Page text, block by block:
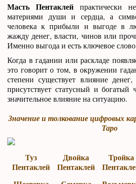
Масть Пентаклей практически
материями души и сердца, а
человека к прибыли и выгоде в
жажду денег, власти, чинов или
Именно выгода и есть ключевое
Когда в гадании или раскладе
это говорит о том, в окружении
степени существует влияние
присутствует статусный и богатый
значительное влияние на ситуацию.
Значение и толкование цифровых
Таро
Туз
Пентаклей
Двойка
Пентаклей
Тройка